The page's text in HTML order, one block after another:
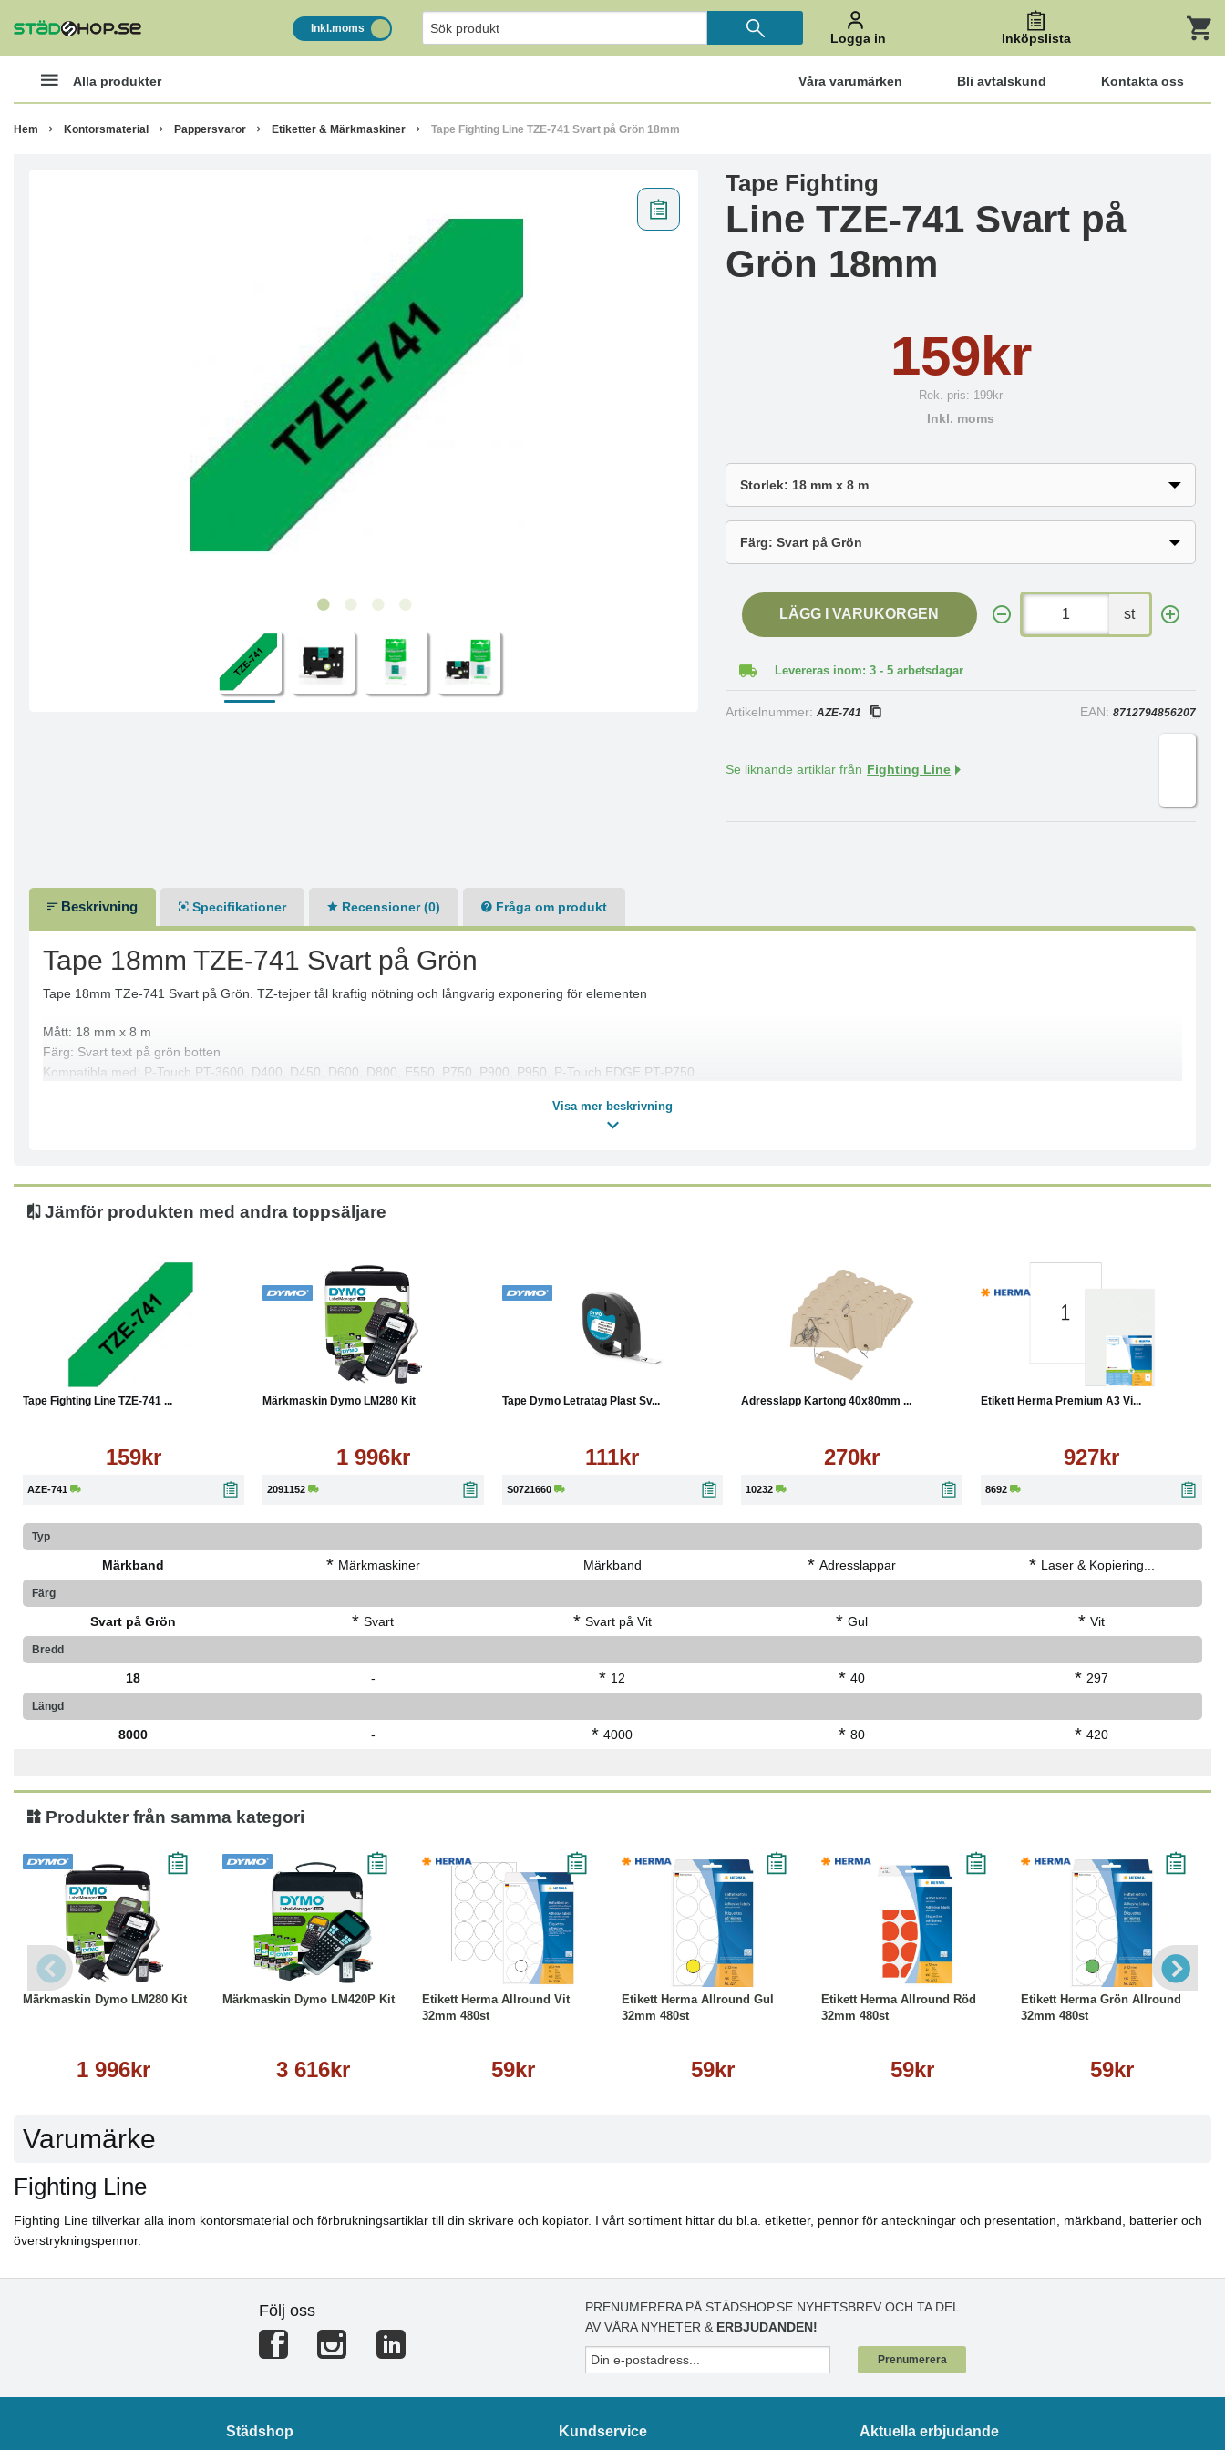
Inkl.moms
Logga in Inköpslista
Alla produkter Våra varumärken Bli avtalskund Kontakta oss
Hem Kontorsmaterial Pappersvaror Etiketter & Märkmaskiner Tape Fighting Line TZE-741 Svart på Grön 18mm
Tape Fighting
Line TZE-741 Svart på
Grön 18mm
159kr
Rek. pris: 199kr
Inkl. moms
LÄGG I VARUKORGEN st
Levereras inom: 3 - 5 arbetsdagar
Artikelnummer:AZE-741 EAN: 8712794856207
Se liknande artiklar från Fighting Line
Beskrivning Specifikationer Recensioner (0) Fråga om produkt
Tape 18mm TZE-741 Svart på Grön
Tape 18mm TZe-741 Svart på Grön. TZ-tejper tål kraftig nötning och långvarig exponering för elementen
Mått: 18 mm x 8 m
Färg: Svart text på grön botten
Kompatibla med: P-Touch PT-3600, D400, D450, D600, D800, E550, P750, P900, P950, P-Touch EDGE PT-P750
Visa mer beskrivning
Jämför produkten med andra toppsäljare
Tape Fighting Line TZE-741 ...
159kr
AZE-741
Märkmaskin Dymo LM280 Kit
1 996kr
2091152
Läs mer
Tape Dymo Letratag Plast Sv...
111kr
S0721660
Adresslapp Kartong 40x80mm ...
270kr
10232
Etikett Herma Premium A3 Vi...
927kr
8692
Läs mer
Typ
Märkband * Märkmaskiner Märkband * Adresslappar * Laser & Kopiering...
Färg
Svart på Grön * Svart * Svart på Vit * Gul * Vit
Bredd
18 - * 12 * 40 * 297
Längd
8000 - * 4000 * 80 * 420
Produkter från samma kategori
Märkmaskin Dymo LM280 Kit
1 996kr
Köp Läs mer
Märkmaskin Dymo LM420P Kit
3 616kr
Köp Läs mer
Etikett Herma Allround Vit
32mm 480st
59kr
Köp Läs mer
Etikett Herma Allround Gul
32mm 480st
59kr
Köp Läs mer
Etikett Herma Allround Röd
32mm 480st
59kr
Läs mer
Etikett Herma Grön Allround
32mm 480st
59kr
Köp Läs mer
Varumärke
Fighting Line
Fighting Line tillverkar alla inom kontorsmaterial och förbrukningsartiklar till din skrivare och kopiator. I vårt sortiment hittar du bl.a. etiketter, pennor för anteckningar och presentation, märkband, batterier och
överstrykningspennor.
Följ oss
PRENUMERERA PÅ STÄDSHOP.SE NYHETSBREV OCH TA DEL
AV VÅRA NYHETER & ERBJUDANDEN!
Prenumerera
Städshop Kundservice Aktuella erbjudande